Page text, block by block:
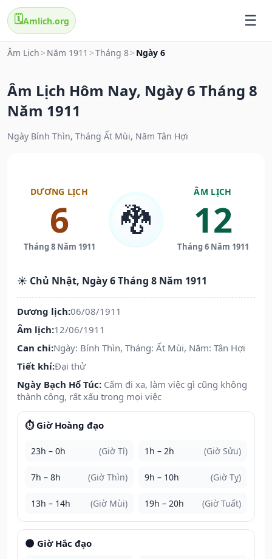
🗓️Amlich.org
Âm Lịch > Năm 1911 >Tháng 8> Ngày 6
Âm Lịch Hôm Nay, Ngày 6 Tháng 8
Năm 1911
Ngày Bính Thìn, Tháng Ất Mùi, Năm Tân Hợi
DƯƠNG LỊCH
6
Tháng 8 Năm 1911
🐉
ÂM LỊCH
12
Tháng 6 Năm 1911
☀️ Chủ Nhật, Ngày 6 Tháng 8 Năm 1911
Dương lịch:06/08/1911
Âm lịch:12/06/1911
Can chi:Ngày: Bính Thìn, Tháng: Ất Mùi, Năm: Tân Hợi
Tiết khí:Đại thử
Ngày Bạch Hổ Túc: Cấm đi xa, làm việc gì cũng không
thành công, rất xấu trong mọi việc
⏱️ Giờ Hoàng đạo
23h – 0h (Giờ Tí) 1h – 2h (Giờ Sửu)
7h – 8h (Giờ Thìn) 9h – 10h (Giờ Tỵ)
13h – 14h (Giờ Mùi) 19h – 20h (Giờ Tuất)
🌑 Giờ Hắc đạo